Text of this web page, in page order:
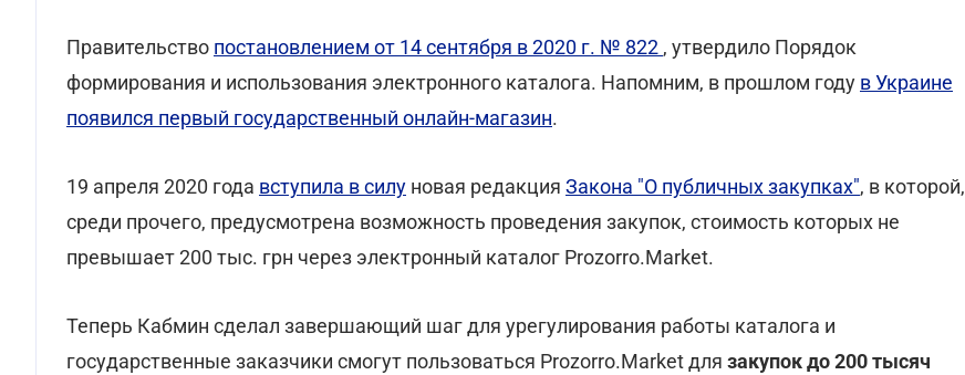
Правительство постановлением от 14 сентября в 2020 г. № 822 , утвердило Порядок
формирования и использования электронного каталога. Напомним, в прошлом году в Украине
появился первый государственный онлайн-магазин.
19 апреля 2020 года вступила в силу новая редакция Закона "О публичных закупках", в которой,
среди прочего, предусмотрена возможность проведения закупок, стоимость которых не
превышает 200 тыс. грн через электронный каталог Prozorro.Market.
Теперь Кабмин сделал завершающий шаг для урегулирования работы каталога и
государственные заказчики смогут пользоваться Prozorro.Market для закупок до 200 тысяч